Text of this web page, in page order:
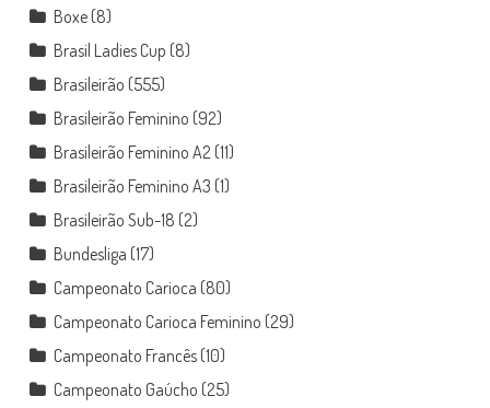
Boxe(8)
Brasil Ladies Cup (8)
Brasileirão (555)
Brasileirão Feminino (92)
Brasileirão Feminino A2 (11)
Brasileirão Feminino A3 (1)
Brasileirão Sub-18 (2)
Bundesliga (17)
Campeonato Carioca (80)
Campeonato Carioca Feminino (29)
Campeonato Francês(10)
Campeonato Gaúcho (25)